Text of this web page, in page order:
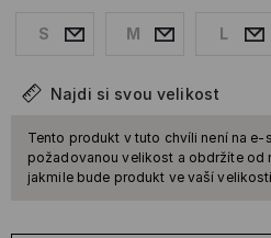
S M L
Najdi si svou velikost
Tento produkt v tuto chvíli není na
požadovanou velikost a obdržíte od
jakmile bude produkt ve vaší